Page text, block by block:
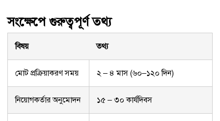
সংক্ষেপে গুরুত্বপূর্ণ তথ্য
বিষয় তথ্য
মোট প্রক্রিয়াকরণ সময় ২ – ৪ মাস (৬০–১২০ দিন)
নিয়োগকর্তার অনুমোদন ১৫ – ৩০ কার্যদিবস